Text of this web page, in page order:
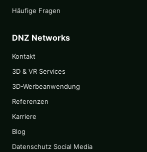
Häufige Fragen
DNZ Networks
Kontakt
3D & VR Services
3D-Werbeanwendung
Referenzen
Karriere
Blog
Datenschutz Social Media